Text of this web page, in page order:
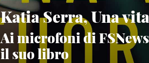
Katia Serra, Una
Ai microfoni di
il suo libro